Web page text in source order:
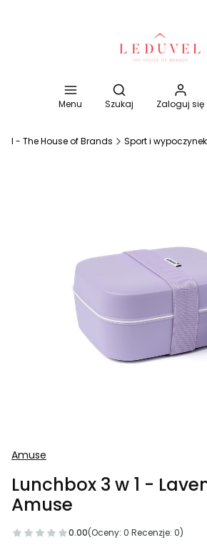
Menu
Otwórz
Szukaj Zaloguj się
- The House of Brands Sport i wypoczynek
Amuse
Lunchbox 3 w 1 -
Amuse
0.00(Oceny: 0 Recenzje: 0)
Przejdź do sekcji Opinie